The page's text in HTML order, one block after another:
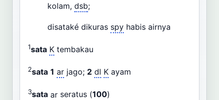
kolam, dsb;
disataké dikuras spy habis airnya
1sata K tembakau
2sata 1 ar jago; 2 dl K ayam
3sata ar seratus (100)